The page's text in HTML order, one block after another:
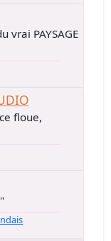
vrai PAYSAGE
floue,